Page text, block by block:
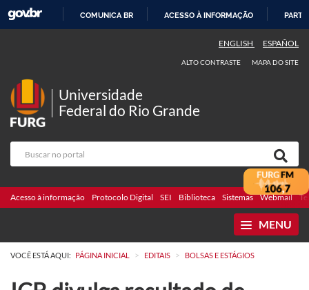
COMUNICA BR ACESSO À INFORMAÇÃO
ENGLISH ESPAÑOL
ALTO CONTRASTE MAPA DO SITE
Universidade
Federal do Rio Grande
Acesso à informação Protocolo Digital SEI Biblioteca Sistemas Webmail
MENU
VOCÊ ESTÁ AQUI: PÁGINA INICIAL > EDITAIS > BOLSAS E ESTÁGIOS